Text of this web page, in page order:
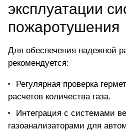
эксплуатации
пожаротушения
Для обеспечения надежной
рекомендуется:
Регулярная проверка
расчетов количества газа.
Интеграция с системами
газоанализаторами для